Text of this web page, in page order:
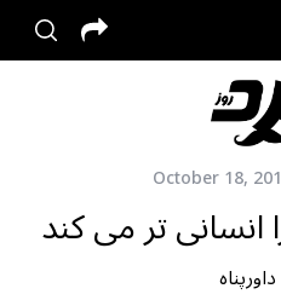
October 18,
انسانی تر می کند